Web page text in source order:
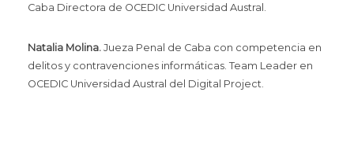
Caba Directora de OCEDIC Universidad Austral.
Natalia Molina. Jueza Penal de Caba con competencia en
delitos y contravenciones informáticas. Team Leader en
OCEDIC Universidad Austral del Digital Project.